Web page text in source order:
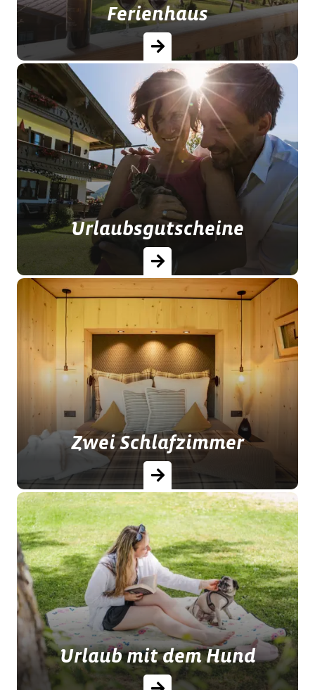
Ferienhaus
Im Vergleich zum Hotel genießen
Sie hier absolute Unabhängigkeit,
keine überfüllten Speisesäle, keinen
Lärm und viel Platz für die ganze
Familie. …
Urlaubsgutscheine
Verschenken Sie doch Zeit mit Ihren
Liebsten per Urlaubsgutschein! Hier
können Sie auch kurzfristig
Gutscheine für Urlaub auf dem
Bauernhof in Bayern…
Zwei Schlafzimmer
Ob ein eigenes Urlaubsreich für die
Kinder oder separate
Schlafmöglichkeiten für den Urlaub
mit Freunden – beim Blauen Gockel
gibt’s für den Wunsch…
Urlaub mit dem Hund